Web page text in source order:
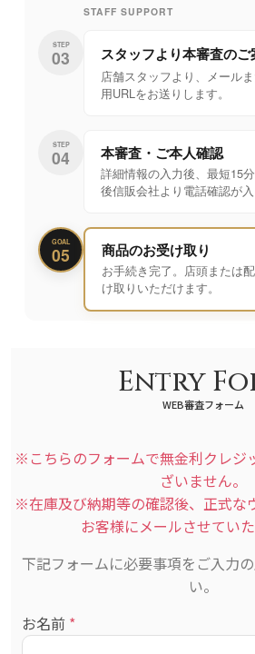
STAFF SUPPORT
STEP
03 スタッフより本審査のご
店舗スタッフより、メール
用URLをお送りします。
STEP
04 本審査・ご本人確認
詳細情報の入力後、最短15
後信販会社より電話確認が入
GOAL
05 商品のお受け取り
お手続き完了。店頭または
け取りいただけます。
Entry
WEB審査フォーム
※こちらのフォームで無金利クレジ
ざいません。
※在庫及び納期等の確認後、正式な
お客様にメールさせていた
下記フォームに必要事項をご入力
い。
お名前 *